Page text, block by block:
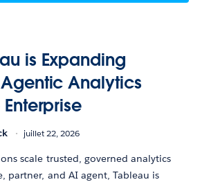
is Expanding
Analytics
juillet 22, 2026
scale trusted, governed analytics
partner, and AI agent, Tableau is